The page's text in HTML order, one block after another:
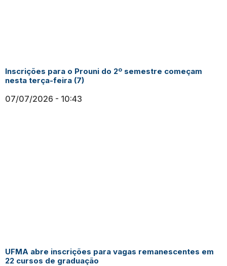
Inscrições para o Prouni do 2º semestre começam
nesta terça-feira (7)
07/07/2026 10:43
UFMA abre inscrições para vagas remanescentes em
22 cursos de graduação